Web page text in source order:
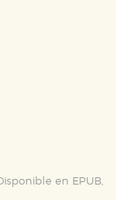
en EPUB,